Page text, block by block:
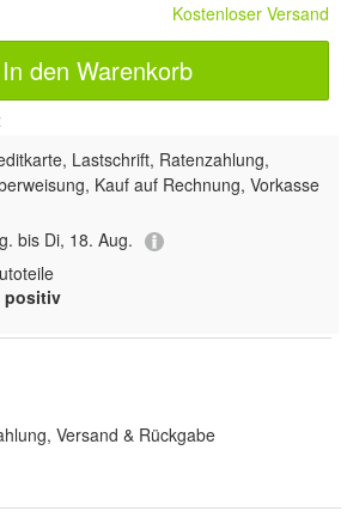
Kostenloser Versand
In den Warenkorb
Lastschrift, Ratenzahlung,
Kauf auf Rechnung, Vorkasse
bis Di, 18. Aug.
positiv
Versand & Rückgabe